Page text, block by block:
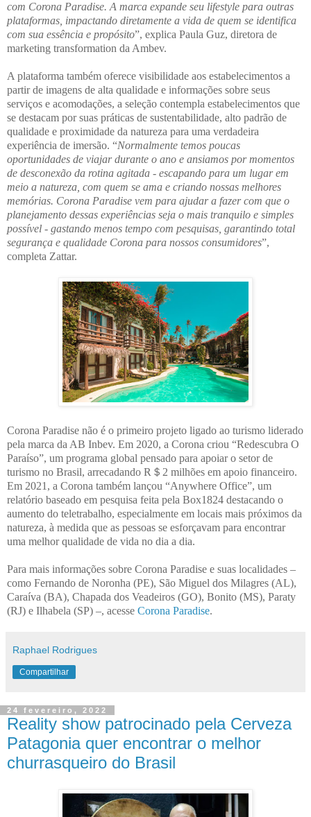
com Corona Paradise. A marca expande seu lifestyle para outras
plataformas, impactando diretamente a vida de quem se identifica
com sua essência e propósito”, explica Paula Guz, diretora de
marketing transformation da Ambev.
A plataforma também oferece visibilidade aos estabelecimentos a
partir de imagens de alta qualidade e informações sobre seus
serviços e acomodações, a seleção contempla estabelecimentos que
se destacam por suas práticas de sustentabilidade, alto padrão de
qualidade e proximidade da natureza para uma verdadeira
experiência de imersão. “Normalmente temos poucas
oportunidades de viajar durante o ano e ansiamos por momentos
de desconexão da rotina agitada - escapando para um lugar em
meio a natureza, com quem se ama e criando nossas melhores
memórias. Corona Paradise vem para ajudar a fazer com que o
planejamento dessas experiências seja o mais tranquilo e simples
possível - gastando menos tempo com pesquisas, garantindo total
segurança e qualidade Corona para nossos consumidores”,
completa Zattar.
Corona Paradise não é o primeiro projeto ligado ao turismo liderado
pela marca da AB Inbev. Em 2020, a Corona criou “Redescubra O
Paraíso”, um programa global pensado para apoiar o setor de
turismo no Brasil, arrecadando R＄2 milhões em apoio financeiro.
Em 2021, a Corona também lançou “Anywhere Office”, um
relatório baseado em pesquisa feita pela Box1824 destacando o
aumento do teletrabalho, especialmente em locais mais próximos da
natureza, à medida que as pessoas se esforçavam para encontrar
uma melhor qualidade de vida no dia a dia.
Para mais informações sobre Corona Paradise e suas localidades –
como Fernando de Noronha (PE), São Miguel dos Milagres (AL),
Caraíva (BA), Chapada dos Veadeiros (GO), Bonito (MS), Paraty
(RJ) e Ilhabela (SP) –, acesse Corona Paradise.
Raphael Rodrigues
Compartilhar
24 fevereiro, 2022
Reality show patrocinado pela Cerveza
Patagonia quer encontrar o melhor
churrasqueiro do Brasil